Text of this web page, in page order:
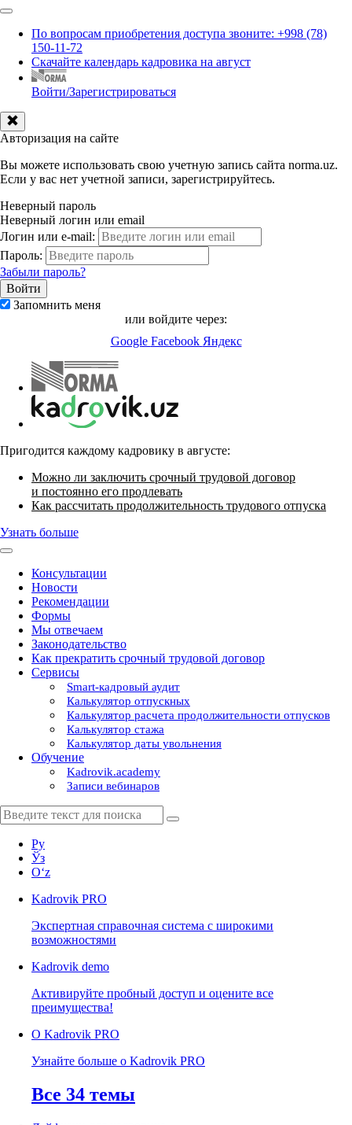
По вопросам приобретения доступа звоните: +998 (78)
150-11-72
Скачайте календарь кадровика на август
Войти/Зарегистрироваться
Авторизация на сайте
Вы можете использовать свою учетную запись сайта norma.uz.
Если у вас нет учетной записи, зарегистрируйтесь.
Неверный пароль
Неверный логин или email
Логин или e-mail:
Пароль:
Забыли пароль?
Запомнить меня
или войдите через:
Google Facebook Яндекс
Пригодится каждому кадровику в августе:
Можно ли заключить срочный трудовой договор
и постоянно его продлевать
Как рассчитать продолжительность трудового отпуска
Узнать больше
Консультации
Новости
Рекомендации
Формы
Мы отвечаем
Законодательство
Как прекратить срочный трудовой договор
Сервисы
Smart-кадровый аудит
Калькулятор отпускных
Калькулятор расчета продолжительности отпусков
Калькулятор стажа
Калькулятор даты увольнения
Обучение
Kadrovik.academy
Записи вебинаров
Ру
Ўз
Oʻz
Kadrovik PRO
Экспертная справочная система с широкими
возможностями
Kadrovik demo
Активируйте пробный доступ и оцените все
преимущества!
О Kadrovik PRO
Узнайте больше о Kadrovik PRO
Все 34 темы